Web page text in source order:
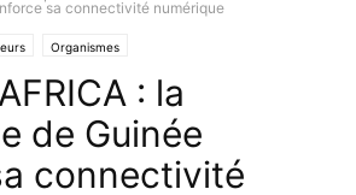
sa connectivité numérique
Organismes
: la
de Guinée
connectivité